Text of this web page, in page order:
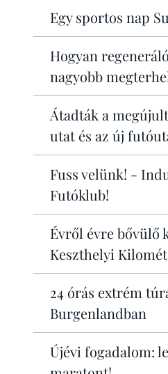
Egy sportos nap
Hogyan
nagyobb
Átadták a
utat és az új
Fuss velünk! -
Futóklub!
Évről évre bővülő
Keszthelyi
24 órás extrém
Burgenlandban
Újévi fogadalom: